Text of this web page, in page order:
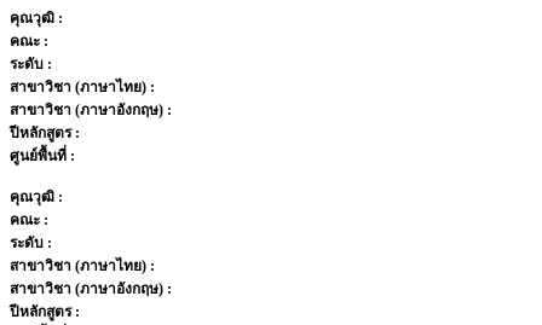
คุณวุฒิ :
คณะ :
ระดับ :
สาขาวิชา (ภาษาไทย) :
สาขาวิชา (ภาษาอังกฤษ) :
ปีหลักสูตร :
ศูนย์พื้นที่ :
คุณวุฒิ :
คณะ :
ระดับ :
สาขาวิชา (ภาษาไทย) :
สาขาวิชา (ภาษาอังกฤษ) :
ปีหลักสูตร :